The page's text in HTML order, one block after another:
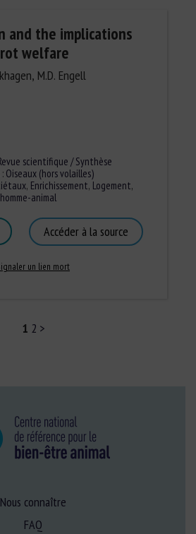
and the implications
welfare
M.D. Engell
scientifique / Synthèse
: Oiseaux (hors volailles)
, Enrichissement, Logement,
animal
Accéder à la source
un lien mort
1 2 >
Nous connaître
FAQ